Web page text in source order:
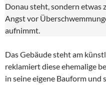
Donau steht, sondern etwas
Angst vor
aufnimmt.
Das Gebäude steht am
reklamiert diese ehemalige
in seine eigene Bauform und